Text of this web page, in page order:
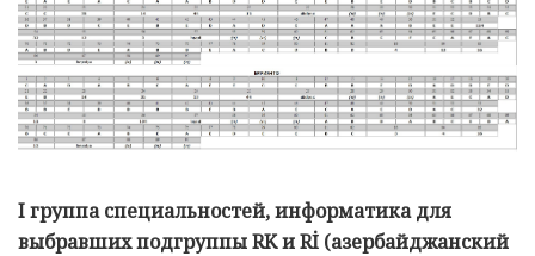
I группа специальностей, информатика для
выбравших подгруппы RK и Rİ (азербайджанский